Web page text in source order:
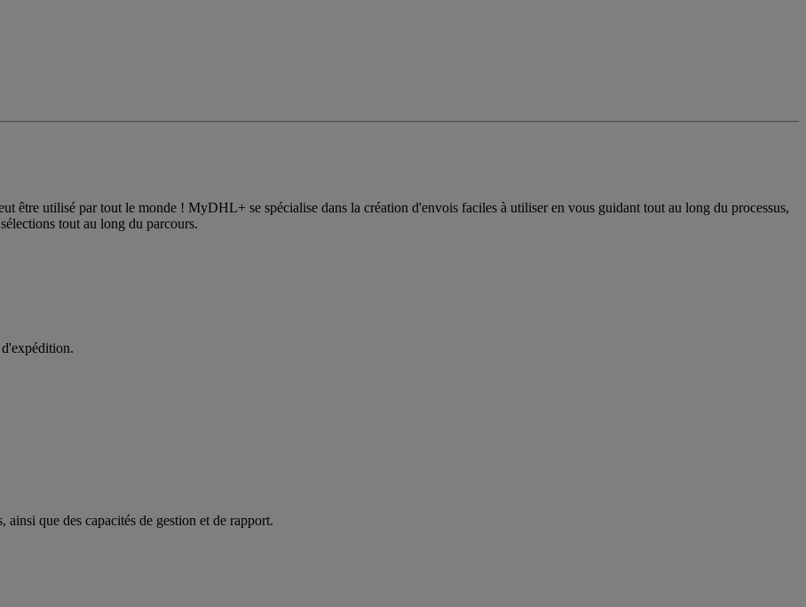
être utilisé par tout le monde ! MyDHL+ se spécialise dans la création d'envois faciles à utiliser en vous guidant tout au long du processus,
tout au long du parcours.
que des capacités de gestion et de rapport.